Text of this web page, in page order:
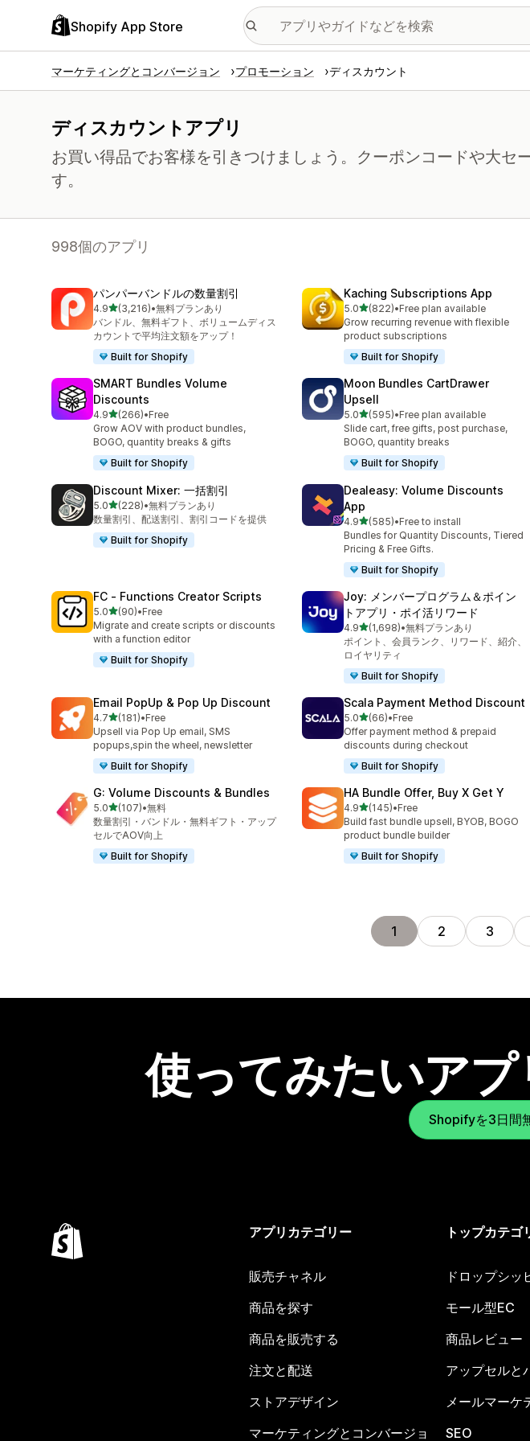
Shopify App Store
マーケティングとコンバージョン プロモーション ディスカウント
ディスカウントアプリ
お買い得品でお客様を引きつけましょう。クーポンコードや大セ
す。
998個のアプリ
パンパーバンドルの数量割引
4.95つ星中
(3,216)
合計レビュー数：3216件
•無料プランあり
バンドル、無料ギフト、ボリュームディス
カウントで平均注文額をアップ！
Built for Shopify
Kaching Subscriptions App
5.05つ星中
(822)
合計レビュー数：822件
•Free plan available
Grow recurring revenue with flexible
product subscriptions
Built for Shopify
SMART Bundles Volume
Discounts
4.95つ星中
(266)
合計レビュー数：266件
•Free
Grow AOV with product bundles,
BOGO, quantity breaks & gifts
Built for Shopify
Moon Bundles CartDrawer
Upsell
5.05つ星中
(595)
合計レビュー数：595件
•Free plan available
Slide cart, free gifts, post purchase,
BOGO, quantity breaks
Built for Shopify
Discount Mixer: 一括割引
5.05つ星中
(228)
合計レビュー数：228件
•無料プランあり
数量割引、配送割引、割引コードを提供
Built for Shopify
Dealeasy: Volume Discounts
App
4.95つ星中
(585)
合計レビュー数：585件
•Free to install
Bundles for Quantity Discounts, Tiered
Pricing & Free Gifts.
Built for Shopify
FC ‑ Functions Creator Scripts
5.05つ星中
(90)
合計レビュー数：90件
•Free
Migrate and create scripts or discounts
with a function editor
Built for Shopify
Joy: メンバープログラム＆ポイン
トアプリ・ポイ活リワード
4.95つ星中
(1,698)
合計レビュー数：1698件
•無料プランあり
ポイント、会員ランク、リワード、紹介、
ロイヤリティ
Built for Shopify
Email PopUp & Pop Up Discount
4.75つ星中
(181)
合計レビュー数：181件
•Free
Upsell via Pop Up email, SMS
popups,spin the wheel, newsletter
Built for Shopify
Scala Payment Method Discount
5.05つ星中
(66)
合計レビュー数：66件
•Free
Offer payment method & prepaid
discounts during checkout
Built for Shopify
G: Volume Discounts & Bundles
5.05つ星中
(107)
合計レビュー数：107件
•無料
数量割引・バンドル・無料ギフト・アップ
セルでAOV向上
Built for Shopify
HA Bundle Offer, Buy X Get Y
4.95つ星中
(145)
合計レビュー数：145件
•Free
Build fast bundle upsell, BYOB, BOGO
product bundle builder
Built for Shopify
1 2 3
使ってみたいア
Shopifyを3日間
アプリカテゴリー
販売チャネル
商品を探す
商品を販売する
注文と配送
ストアデザイン
マーケティングとコンバージョ
トップカテゴ
ドロップシッ
モール型EC
商品レビュー
アップセルと
メールマーケ
SEO